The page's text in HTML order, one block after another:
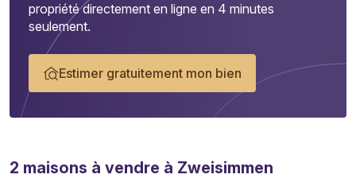
propriété directement en ligne en 4 minutes
seulement.
Estimer gratuitement mon bien
2 maisons à vendre à Zweisimmen